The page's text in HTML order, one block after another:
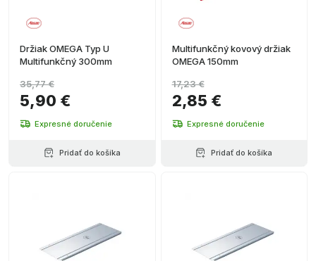
Držiak OMEGA Typ U
Multifunkčný 300mm
5,90 €
35,77 €
Expresné doručenie
Pridať do košíka
Multifunkčný kovový držiak
OMEGA 150mm
2,85 €
17,23 €
Expresné doručenie
Pridať do košíka